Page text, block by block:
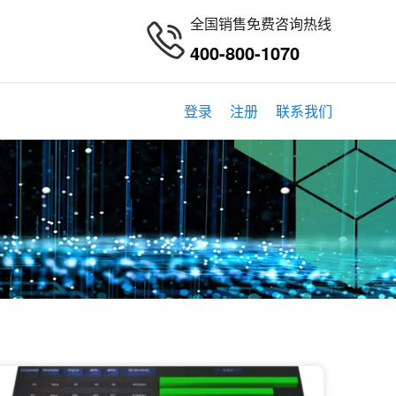
全国销售免费咨询热线
400-800-1070
登录 注册 联系我们